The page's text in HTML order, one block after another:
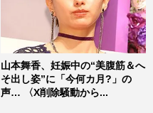
山本舞香、妊娠中の“美腹筋＆へ
そ出し姿”に「今何カ月?」の
声… 〈X削除騒動から...